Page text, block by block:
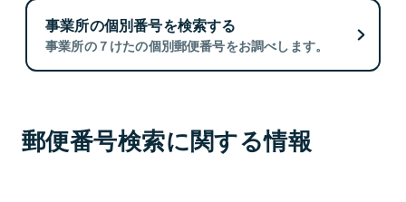
事業所の個別番号を検索する
事業所の７けたの個別郵便番号をお調べします。
郵便番号検索に関する情報